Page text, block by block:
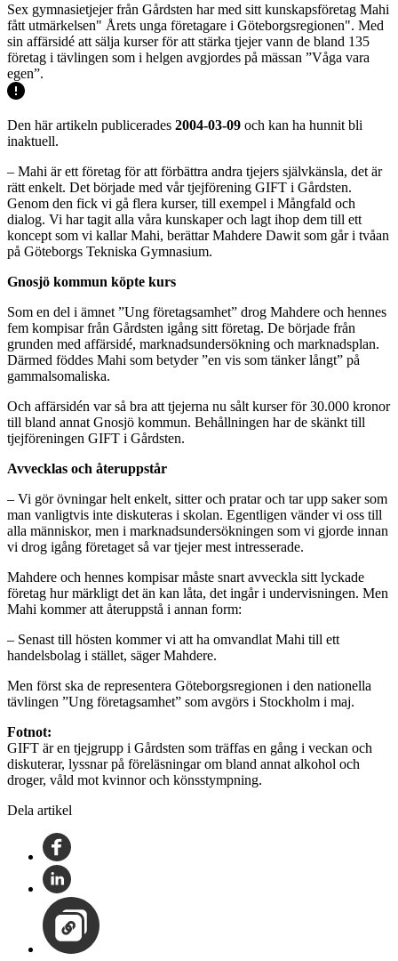
Sex gymnasietjejer från Gårdsten har med sitt kunskapsföretag Mahi
fått utmärkelsen" Årets unga företagare i Göteborgsregionen". Med
sin affärsidé att sälja kurser för att stärka tjejer vann de bland 135
företag i tävlingen som i helgen avgjordes på mässan ”Våga vara
egen”.
Den här artikeln publicerades 2004-03-09 och kan ha hunnit bli
inaktuell.
– Mahi är ett företag för att förbättra andra tjejers självkänsla, det är
rätt enkelt. Det började med vår tjejförening GIFT i Gårdsten.
Genom den fick vi gå flera kurser, till exempel i Mångfald och
dialog. Vi har tagit alla våra kunskaper och lagt ihop dem till ett
koncept som vi kallar Mahi, berättar Mahdere Dawit som går i tvåan
på Göteborgs Tekniska Gymnasium.
Gnosjö kommun köpte kurs
Som en del i ämnet ”Ung företagsamhet” drog Mahdere och hennes
fem kompisar från Gårdsten igång sitt företag. De började från
grunden med affärsidé, marknadsundersökning och marknadsplan.
Därmed föddes Mahi som betyder ”en vis som tänker långt” på
gammalsomaliska.
Och affärsidén var så bra att tjejerna nu sålt kurser för 30.000 kronor
till bland annat Gnosjö kommun. Behållningen har de skänkt till
tjejföreningen GIFT i Gårdsten.
Avvecklas och återuppstår
– Vi gör övningar helt enkelt, sitter och pratar och tar upp saker som
man vanligtvis inte diskuteras i skolan. Egentligen vänder vi oss till
alla människor, men i marknadsundersökningen som vi gjorde innan
vi drog igång företaget så var tjejer mest intresserade.
Mahdere och hennes kompisar måste snart avveckla sitt lyckade
företag hur märkligt det än kan låta, det ingår i undervisningen. Men
Mahi kommer att återuppstå i annan form:
– Senast till hösten kommer vi att ha omvandlat Mahi till ett
handelsbolag i stället, säger Mahdere.
Men först ska de representera Göteborgsregionen i den nationella
tävlingen ”Ung företagsamhet” som avgörs i Stockholm i maj.
Fotnot:
GIFT är en tjejgrupp i Gårdsten som träffas en gång i veckan och
diskuterar, lyssnar på föreläsningar om bland annat alkohol och
droger, våld mot kvinnor och könsstympning.
Dela artikel